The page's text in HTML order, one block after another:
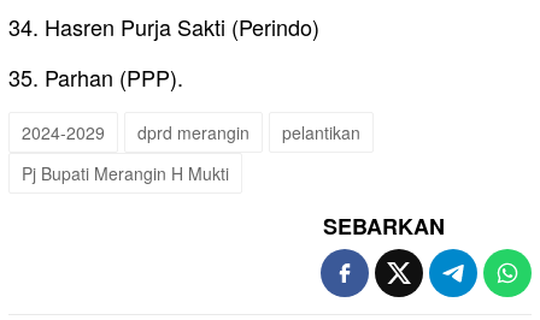
34. Hasren Purja Sakti (Perindo)
35. Parhan (PPP).
2024-2029 dprd merangin
pelantikan
Pj Bupati Merangin H Mukti
SEBARKAN